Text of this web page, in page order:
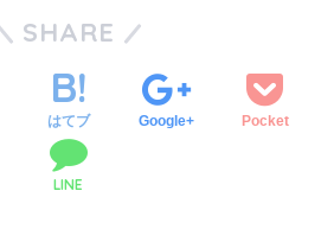
SHARE
はてブ Google+ Pocket
LINE